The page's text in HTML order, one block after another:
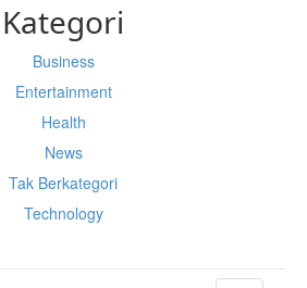
Kategori
Business
Entertainment
Health
News
Tak Berkategori
Technology